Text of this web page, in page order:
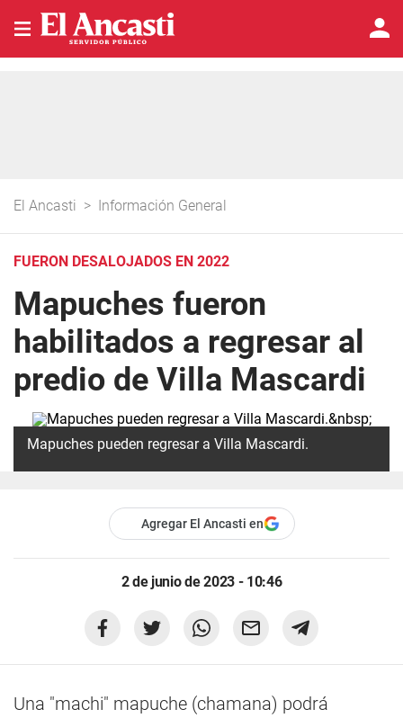
El Ancasti > Información General
FUERON DESALOJADOS EN 2022
Mapuches fueron
habilitados a regresar al
predio de Villa Mascardi
Mapuches pueden regresar a Villa Mascardi.
Agregar El Ancasti en
2 de junio de 2023 - 10:46
Una "machi" mapuche (chamana) podrá